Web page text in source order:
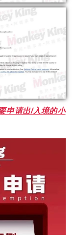
申请出/入境的小